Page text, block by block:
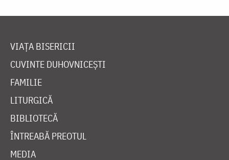
VIAȚA BISERICII
CUVINTE DUHOVNICEȘTI
FAMILIE
LITURGICĂ
BIBLIOTECĂ
ÎNTREABĂ PREOTUL
MEDIA